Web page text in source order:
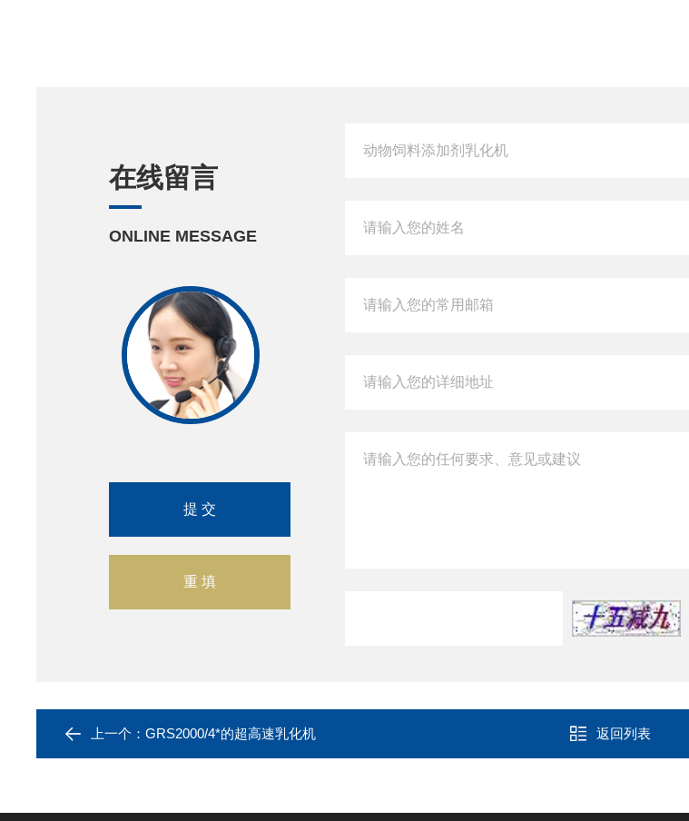
在线留言
ONLINE MESSAGE
上一个： GRS2000/4*的超高速乳化机 返回列表